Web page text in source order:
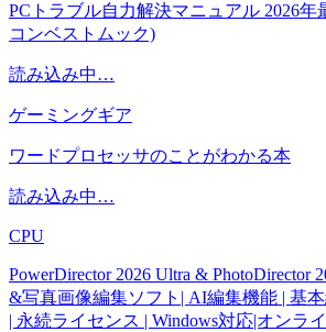
PCトラブル自力解決マニュアル 2026年
コンベストムック)
読み込み中…
ゲーミングギア
ワードプロセッサのことがわかる本
読み込み中…
CPU
PowerDirector 2026 Ultra & PhotoDirector
&写真画像編集ソフト| AI編集機能 | 基
| 永続ライセンス | Windows対応|オンラ